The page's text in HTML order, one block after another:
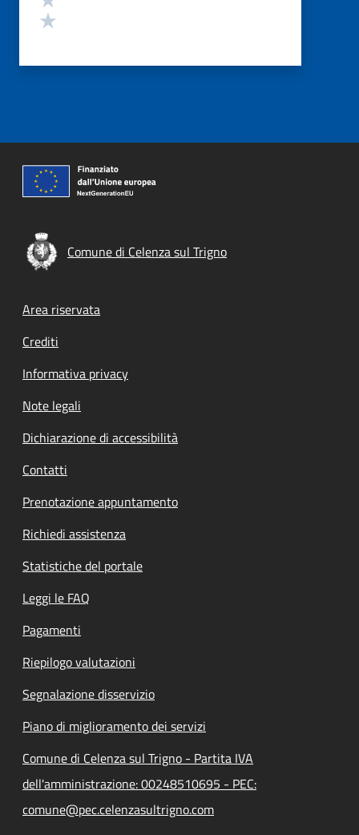
Comune di Celenza sul Trigno
Footer menu
Area riservata
Crediti
Informativa privacy
Note legali
Dichiarazione di accessibilità
Contatti
Prenotazione appuntamento
Richiedi assistenza
Statistiche del portale
Leggi le FAQ
Pagamenti
Riepilogo valutazioni
Segnalazione disservizio
Piano di miglioramento dei servizi
Comune di Celenza sul Trigno - Partita IVA
dell'amministrazione: 00248510695 - PEC:
comune@pec.celenzasultrigno.com